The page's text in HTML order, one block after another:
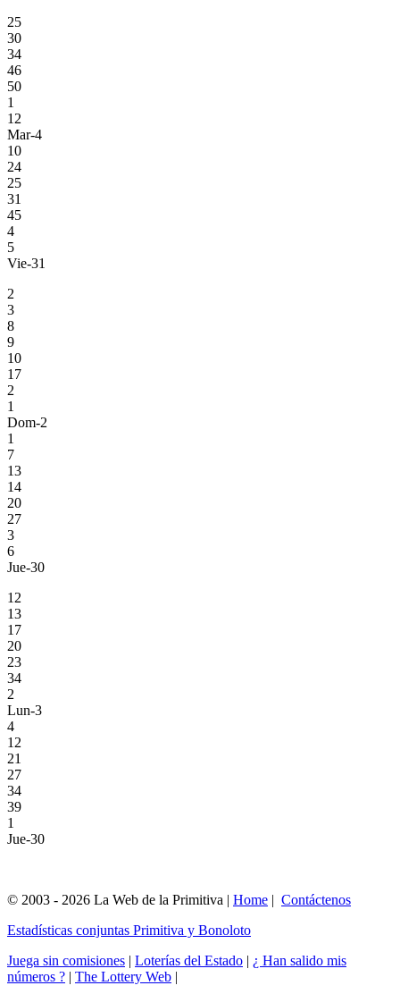
25
30
34
46
50
1
12
Mar-4
10
24
25
31
45
4
5
Vie-31
2
3
8
9
10
17
2
1
Dom-2
1
7
13
14
20
27
3
6
Jue-30
12
13
17
20
23
34
2
Lun-3
4
12
21
27
34
39
1
Jue-30
© 2003 - 2026 La Web de la Primitiva | Home | Contáctenos
Estadísticas conjuntas Primitiva y Bonoloto
Juega sin comisiones | Loterías del Estado | ¿ Han salido mis
números ? | The Lottery Web |